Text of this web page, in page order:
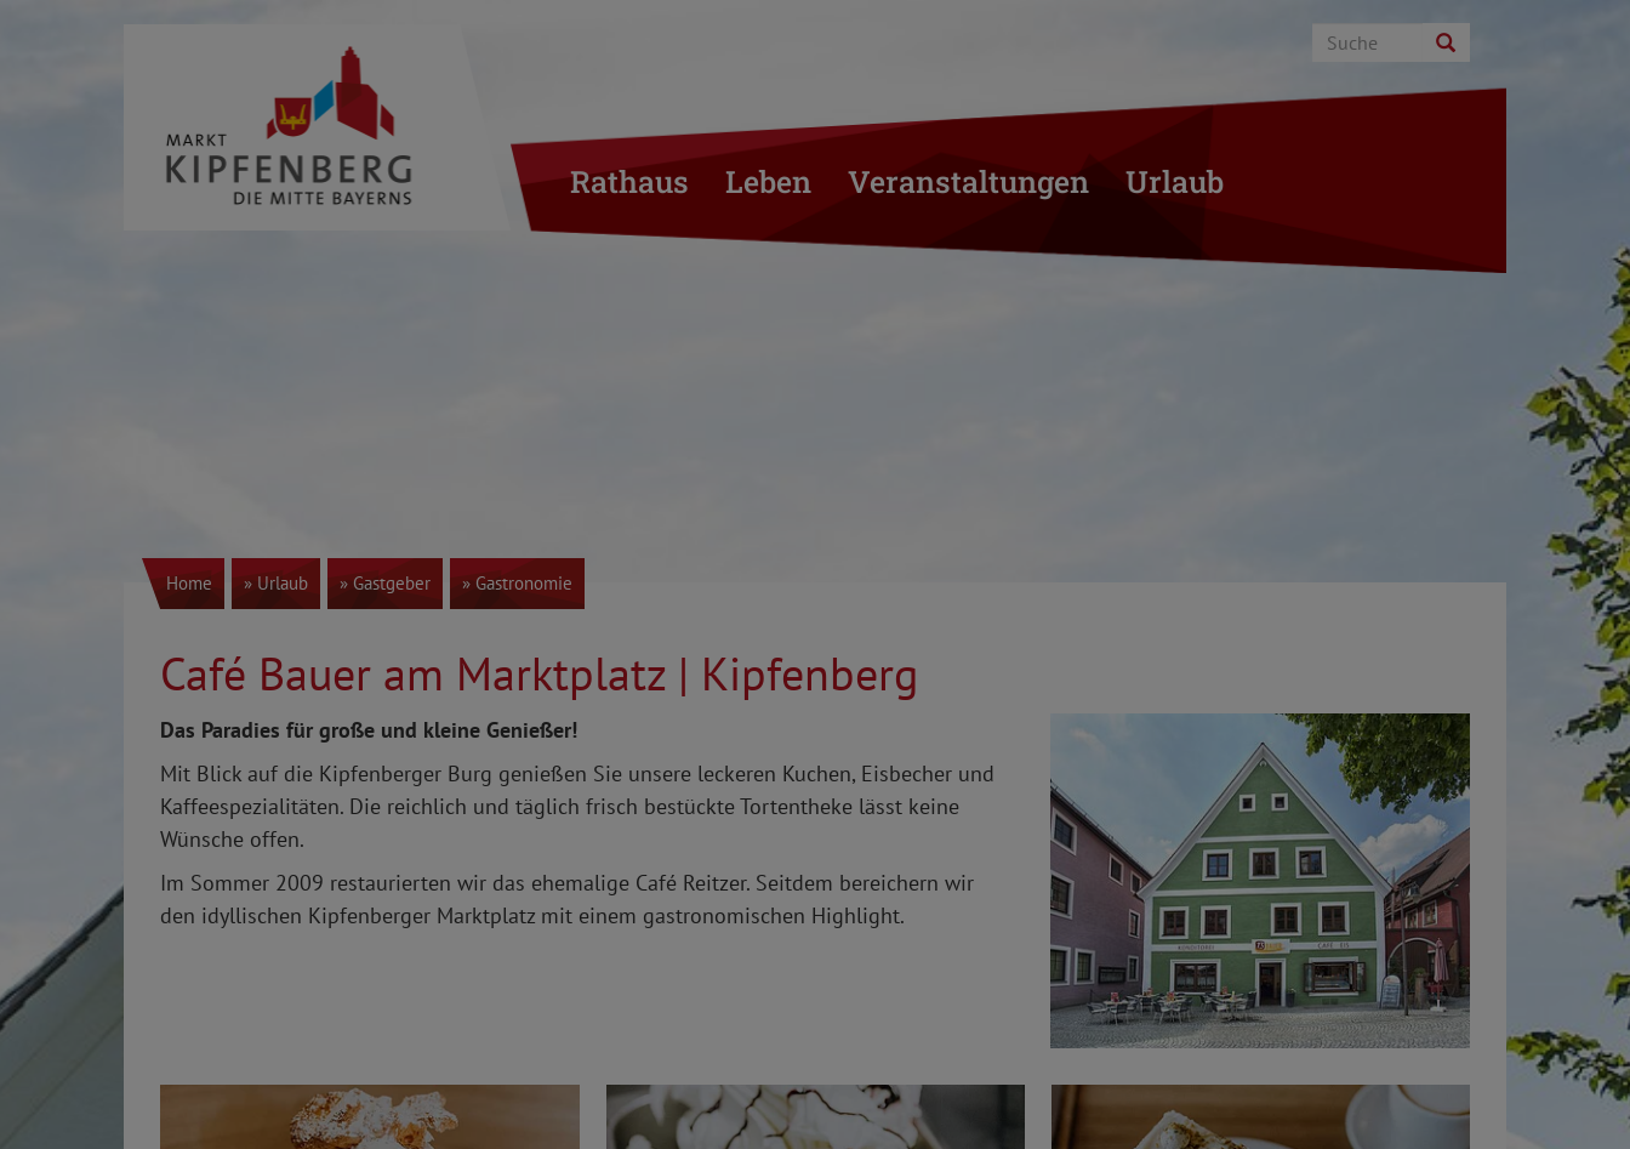
Rathaus Leben Veranstaltungen Urlaub
Home » Urlaub » Gastgeber » Gastronomie
Café Bauer am Marktplatz | Kipfenberg
Das Paradies für große und kleine Genießer!
Mit Blick auf die Kipfenberger Burg genießen Sie unsere leckeren Kuchen, Eisbecher und
Kaffeespezialitäten. Die reichlich und täglich frisch bestückte Tortentheke lässt keine
Wünsche offen.
Im Sommer 2009 restaurierten wir das ehemalige Café Reitzer. Seitdem bereichern wir
den idyllischen Kipfenberger Marktplatz mit einem gastronomischen Highlight.